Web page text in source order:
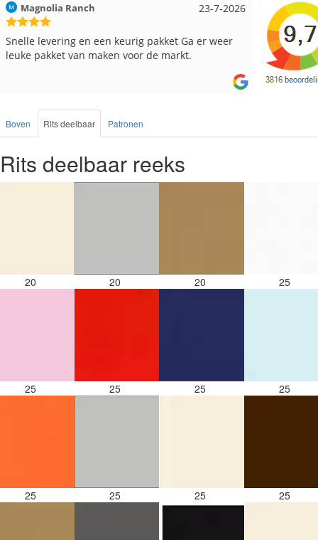
17-7-2026
Hilde uit Loyers
Reeds meerdere keren breigaren en breinaalden
besteld, altijd heel tevreden over de service.
Loes uit
Snelle
Boven Rits deelbaar Patronen
Rits deelbaar reeks
20 20 20 25
25 25 25 25
25 25 25 25